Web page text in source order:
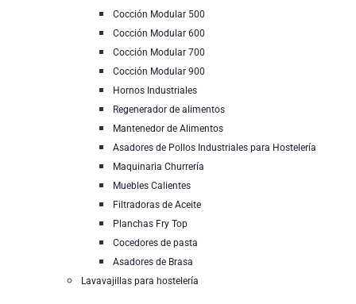
Cocción Modular 500
Cocción Modular 600
Cocción Modular 700
Cocción Modular 900
Hornos Industriales
Regenerador de alimentos
Mantenedor de Alimentos
Asadores de Pollos Industriales para Hostelería
Maquinaria Churrería
Muebles Calientes
Filtradoras de Aceite
Planchas Fry Top
Cocedores de pasta
Asadores de Brasa
Lavavajillas para hostelería